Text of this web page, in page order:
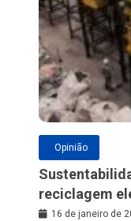
Opinião
reciclagem
a maior da
16 de janeiro de